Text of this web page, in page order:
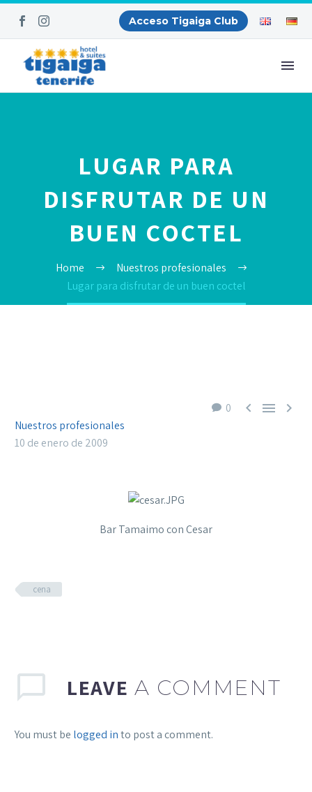
Acceso Tigaiga Club
LUGAR PARA
DISFRUTAR DE UN
BUEN COCTEL
Home
Nuestros profesionales
Lugar para disfrutar de un buen coctel
0   
Nuestros profesionales
10 de enero de 2009
Bar Tamaimo con Cesar
cena
LEAVE A COMMENT
You must be logged into post a comment.